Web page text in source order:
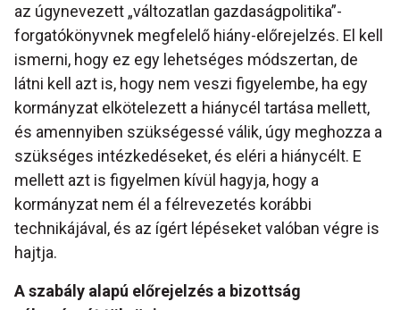
az úgynevezett „változatlan gazdaságpolitika”-
forgatókönyvnek megfelelő hiány-előrejelzés. El kell
ismerni, hogy ez egy lehetséges módszertan, de
látni kell azt is, hogy nem veszi figyelembe, ha egy
kormányzat elkötelezett a hiánycél tartása mellett,
és amennyiben szükségessé válik, úgy meghozza a
szükséges intézkedéseket, és eléri a hiánycélt. E
mellett azt is figyelmen kívül hagyja, hogy a
kormányzat nem él a félrevezetés korábbi
technikájával, és az ígért lépéseket valóban végre is
hajtja.
A szabály alapú előrejelzés a bizottság